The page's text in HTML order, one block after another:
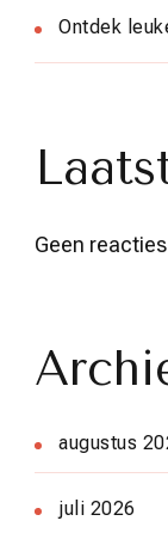
Ontdek
Geen
augustus
juli 2026